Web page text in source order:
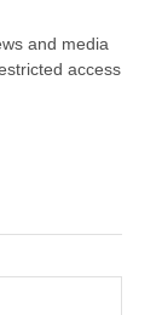
and media
access